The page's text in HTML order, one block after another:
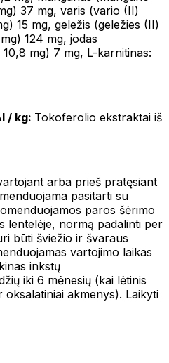
37 mg, varis (vario (II)
15 mg, geležis (geležies (II)
124 mg, jodas
mg) 7 mg, L-karnitinas:
/ kg: Tokoferolio ekstraktai iš
arba prieš pratęsiant
pasitarti su
paros šėrimo
lentelėje, normą padalinti per
būti šviežio ir švaraus
vartojimo laikas
inkstų
iki 6 mėnesių (kai lėtinis
akmenys). Laikyti